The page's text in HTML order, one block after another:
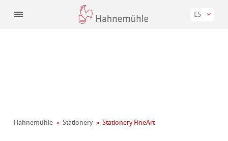
ES
Hahnemühle Stationery Stationery FineArt